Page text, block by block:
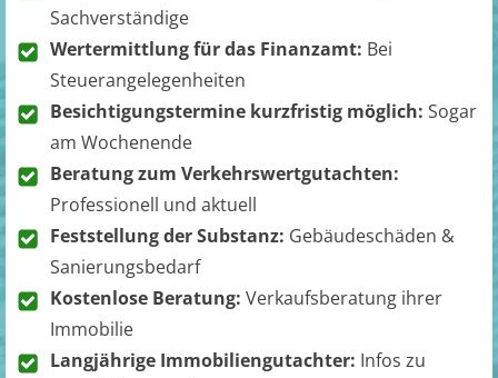
Sachverständige
Wertermittlung für das Finanzamt: Bei
Steuerangelegenheiten
Besichtigungstermine kurzfristig möglich: Sogar
am Wochenende
Beratung zum Verkehrswertgutachten:
Professionell und aktuell
Feststellung der Substanz: Gebäudeschäden &
Sanierungsbedarf
Kostenlose Beratung: Verkaufsberatung ihrer
Immobilie
Langjährige Immobiliengutachter: Infos zu